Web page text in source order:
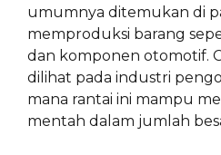
umumnya ditemukan di
memproduksi barang
dan komponen otomotif.
dilihat pada industri
mana rantai ini mampu
mentah dalam jumlah